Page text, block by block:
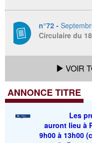
n°72 -
Circulaire du
VOIR
ANNONCE TITRE
Les
auront lieu à
9h00 à 13h00